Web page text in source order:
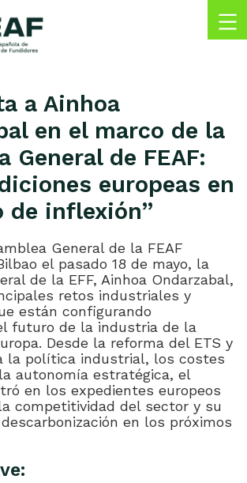
a Ainhoa
en el marco de la
General de FEAF:
europeas en
de inflexión”
General de la FEAF
el pasado 18 de mayo, la
de la EFF, Ainhoa Ondarzabal,
retos industriales y
están configurando
futuro de la industria de la
Desde la reforma del ETS y
la política industrial, los costes
autonomía estratégica, el
en los expedientes europeos
competitividad del sector y su
en los próximos